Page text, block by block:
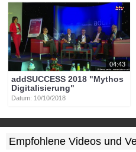
04:43
addSUCCESS 2018 "Mythos
Digitalisierung"
Datum: 10/10/2018
Empfohlene Videos und